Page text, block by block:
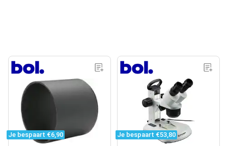
Je bespaart €6,90 Je bespaart €53,80